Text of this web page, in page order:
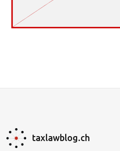
taxlawblog.ch